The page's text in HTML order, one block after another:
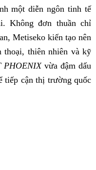
một diễn ngôn tinh tế
Không đơn thuần chỉ
Metiseko kiến tạo nên
thiên nhiên và kỹ
PHOENIXvừa đậm dấu
tiếp cận thị trường quốc